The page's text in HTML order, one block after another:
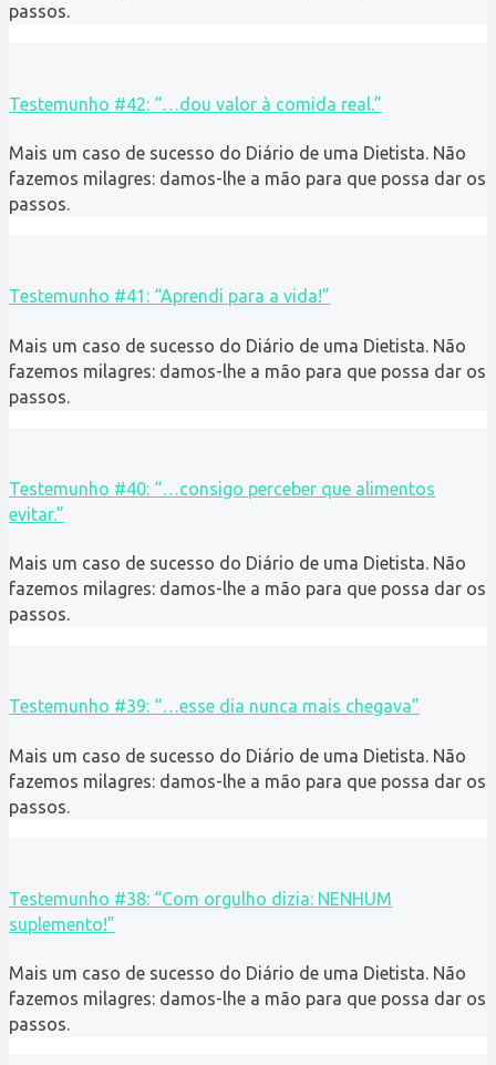
passos.
Testemunho #42: “…dou valor à comida real.”
Mais um caso de sucesso do Diário de uma Dietista. Não
fazemos milagres: damos-lhe a mão para que possa dar os
passos.
Testemunho #41: “Aprendi para a vida!”
Mais um caso de sucesso do Diário de uma Dietista. Não
fazemos milagres: damos-lhe a mão para que possa dar os
passos.
Testemunho #40: “…consigo perceber que alimentos
evitar.”
Mais um caso de sucesso do Diário de uma Dietista. Não
fazemos milagres: damos-lhe a mão para que possa dar os
passos.
Testemunho #39: “…esse dia nunca mais chegava”
Mais um caso de sucesso do Diário de uma Dietista. Não
fazemos milagres: damos-lhe a mão para que possa dar os
passos.
Testemunho #38: “Com orgulho dizia: NENHUM
suplemento!”
Mais um caso de sucesso do Diário de uma Dietista. Não
fazemos milagres: damos-lhe a mão para que possa dar os
passos.